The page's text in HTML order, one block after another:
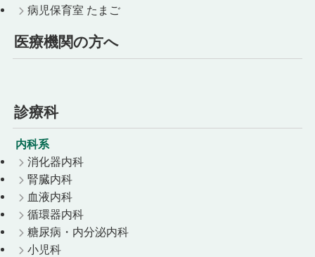
病児保育室 たまご
医療機関の方へ
診療科
内科系
消化器内科
腎臓内科
血液内科
循環器内科
糖尿病・内分泌内科
小児科